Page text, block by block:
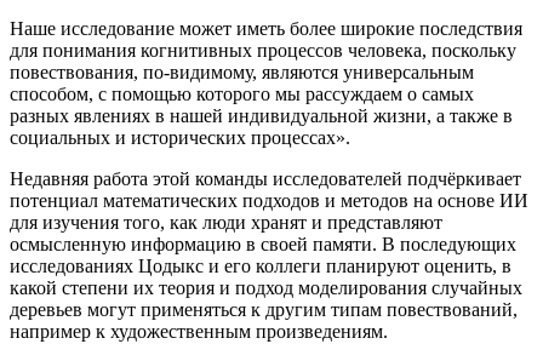
Наше исследование может иметь более широкие последствия
для понимания когнитивных процессов человека, поскольку
повествования, по‑видимому, являются универсальным
способом, с помощью которого мы рассуждаем о самых
разных явлениях в нашей индивидуальной жизни, а также в
социальных и исторических процессах».
Недавняя работа этой команды исследователей подчёркивает
потенциал математических подходов и методов на основе ИИ
для изучения того, как люди хранят и представляют
осмысленную информацию в своей памяти. В последующих
исследованиях Цодыкс и его коллеги планируют оценить, в
какой степени их теория и подход моделирования случайных
деревьев могут применяться к другим типам повествований,
например к художественным произведениям.